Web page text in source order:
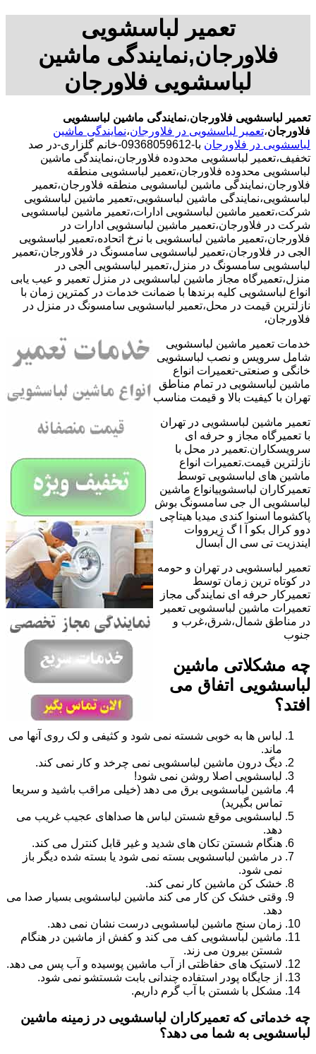
تعمیر لباسشویی
فلاورجان,نمایندگی ماشین
لباسشویی فلاورجان
تعمیر لباسشویی فلاورجان،نمایندگی ماشین لباسشویی
فلاورجان،تعمیر لباسشویی در فلاورجان،نمایندگی ماشین
لباسشویی در فلاورجان
با-09368059612-خانم گلزاری-در صد
تخفیف،تعمیر لباسشویی محدوده فلاورجان،نمایندگی ماشین
لباسشویی محدوده فلاورجان،تعمیر لباسشویی منطقه
فلاورجان،نمایندگی ماشین لباسشویی منطقه فلاورجان،تعمیر
لباسشویی،نمایندگی ماشین لباسشویی،تعمیر ماشین لباسشویی
شرکت،تعمیر ماشین لباسشویی ادارات،تعمیر ماشین لباسشویی
شرکت در فلاورجان،تعمیر ماشین لباسشویی ادارات در
فلاورجان،تعمیر ماشین لباسشویی با نرخ اتحاده،تعمیر لباسشویی
الجی در فلاورجان،تعمیر لباسشویی سامسونگ در فلاورجان،تعمیر
لباسشویی سامسونگ در منزل،تعمیر لباسشویی الجی در
منزل،تعمیرگاه مجاز ماشین لباسشویی در منزل تعمیر و عیب یابی
انواع لباسشویی کلیه برندها با ضمانت خدمات در کمترین زمان با
نازلترین قیمت در محل،تعمیر لباسشویی سامسونگ در منزل در
فلاورجان،
خدمات تعمیر ماشین لباسشویی
شامل سرویس و نصب لباسشویی
خانگی و صنعتی-تعمیرات انواع
ماشین لباسشویی در تمام مناطق
تهران با کیفیت بالا و قیمت مناسب
تعمیر ماشین لباسشویی در تهران
با تعمیرگاه مجاز و حرفه ای
سرویسکاران.تعمیر در محل با
نازلترین قیمت.تعمیرات انواع
ماشین های لباسشویی توسط
تعمیرکاران لباسشوییانواع ماشین
لباسشویی ال جی سامسونگ بوش
پاکشوما اسنوا کندی میدیا هیتاچی
دوو کرال بکو آ ا گ زیرووات
ایندزیت تی سی ال آبسال
تعمیر لباسشویی در تهران و حومه
در کوتاه ترین زمان توسط
تعمیرکار حرفه ای نمایندگی مجاز
تعمیرات ماشین لباسشویی تعمیر
در مناطق شمال،شرق،غرب و
جنوب
چه مشکلاتی ماشین
لباسشویی اتفاق می
افتد؟
لباس ها به خوبی شسته نمی شود و کثیفی و لک روی آنها می
ماند.
دیگ درون ماشین لباسشویی نمی چرخد و کار نمی کند.
لباسشویی اصلا روشن نمی شود!
ماشین لباسشویی برق می دهد (خیلی مراقب باشید و سریعا
تماس بگیرید)
لباسشویی موقع شستن لباس ها صداهای عجیب غریب می
دهد.
هنگام شستن تکان های شدید و غیر قابل کنترل می کند.
در ماشین لباسشویی بسته نمی شود یا بسته شده دیگر باز
نمی شود.
خشک کن ماشین کار نمی کند.
وقتی خشک کن کار می کند ماشین لباسشویی بسیار صدا می
دهد.
زمان سنج ماشین لباسشویی درست نشان نمی دهد.
ماشین لباسشویی کف می کند و کفش از ماشین در هنگام
شستن بیرون می زند.
لاستیک های حفاظتی از آب ماشین پوسیده و آب پس می دهد.
از جایگاه پودر استفاده چندانی بابت شستشو نمی شود.
مشکل با شستن با آب گرم داریم.
چه خدماتی که تعمیرکاران لباسشویی در زمینه ماشین
لباسشویی به شما می دهد؟